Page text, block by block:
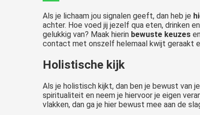
Als je lichaam jou signalen geeft, dan heb je
achter. Hoe voed jij jezelf qua eten, drinken
gelukkig van? Maak hierin bewuste keuzes
contact met onszelf helemaal kwijt geraakt
Holistische kijk
Als je holistisch kijkt, dan ben je bewust van
spiritualiteit en neem je hiervoor je eigen
vlakken, dan ga je hier bewust mee aan de